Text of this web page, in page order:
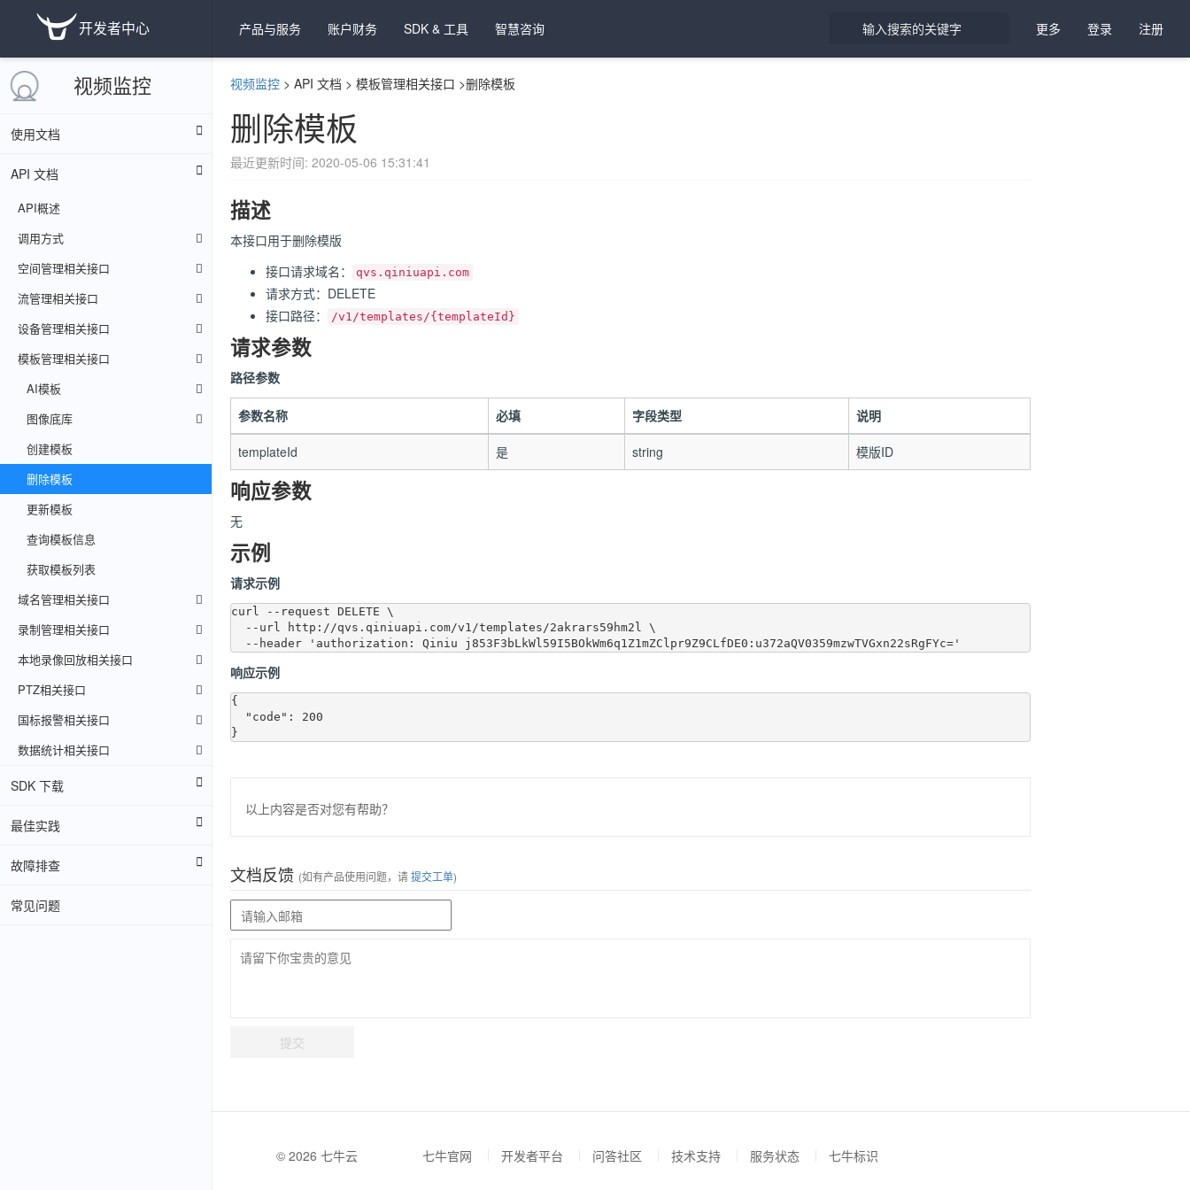
开发者中心 产品与服务 账户财务 SDK & 工具 智慧咨询 更多 登录 注册
视频监控
使用文档
API 文档
API概述
调用方式
空间管理相关接口
流管理相关接口
设备管理相关接口
模板管理相关接口
AI模板
图像底库
创建模板
删除模板
更新模板
查询模板信息
获取模板列表
域名管理相关接口
录制管理相关接口
本地录像回放相关接口
PTZ相关接口
国标报警相关接口
数据统计相关接口
SDK 下载
最佳实践
故障排查
常见问题
视频监控 > API 文档 > 模板管理相关接口 >删除模板
删除模板
最近更新时间: 2020-05-06 15:31:41
描述
本接口用于删除模版
接口请求域名：
qvs.qiniuapi.com
请求方式：DELETE
接口路径：
/v1/templates/{templateId}
请求参数
路径参数
参数名称 必填 字段类型 说明
templateId 是 string 模版ID
响应参数
无
示例
请求示例
curl --request DELETE \
响应示例
{
以上内容是否对您有帮助？
文档反馈 (如有产品使用问题，请提交工单)
提交
© 2026 七牛云 七牛官网 开发者平台 问答社区 技术支持 服务状态 七牛标识